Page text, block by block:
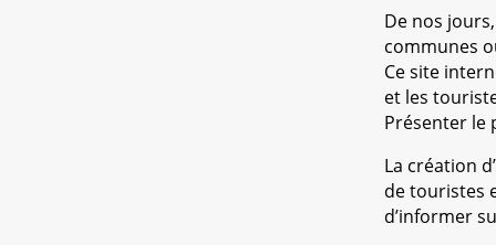
De nos
communes
Ce site
et les
Présenter le
La création
de touristes
d’informer